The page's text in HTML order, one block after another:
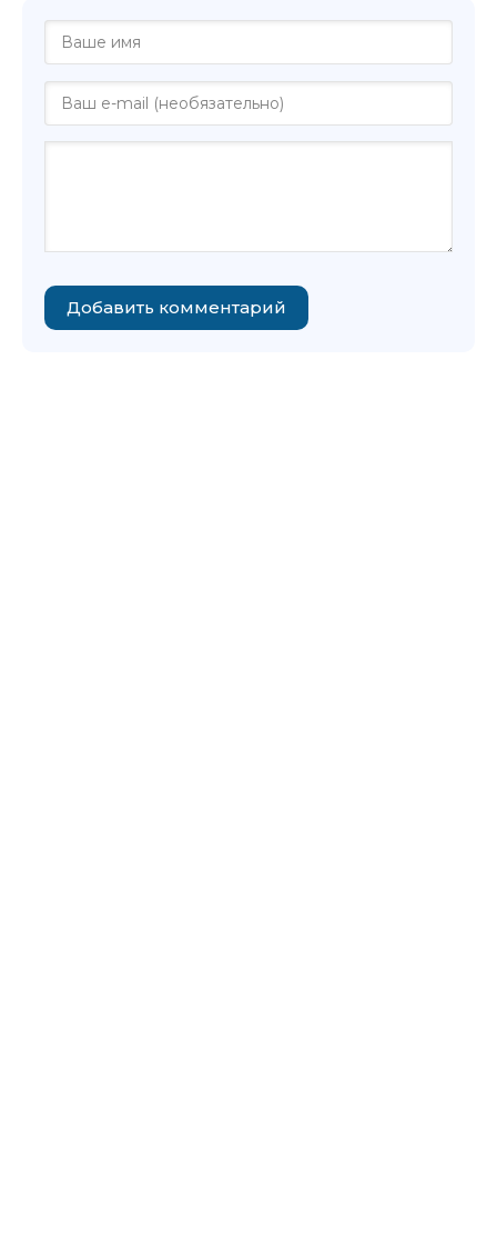
Добавить комментарий